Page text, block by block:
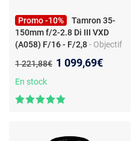
Promo -10%
Tamron 35-
150mm f/2-2.8 Di III VXD
(A058) F/16 - F/2,8- Objectif
standard - Monture Nikon Z -
f/2-2,8 lumineuse - MAP 33
Ancien prix :
1 221,88€ Nouveau prix :
1 099,69€
En stock